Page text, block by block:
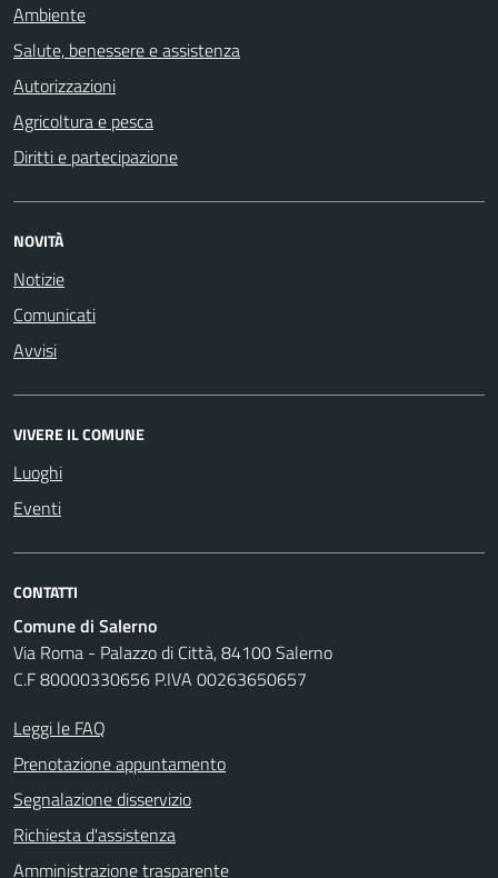
Ambiente
Salute, benessere e assistenza
Autorizzazioni
Agricoltura e pesca
Diritti e partecipazione
NOVITÀ
Notizie
Comunicati
Avvisi
VIVERE IL COMUNE
Luoghi
Eventi
CONTATTI
Comune di Salerno
Via Roma - Palazzo di Città, 84100 Salerno
C.F 80000330656 P.IVA 00263650657
Leggi le FAQ
Prenotazione appuntamento
Segnalazione disservizio
Richiesta d'assistenza
Amministrazione trasparente